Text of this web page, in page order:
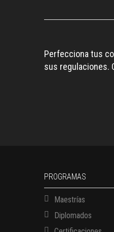
Perfecciona tus
sus regulaciones.
PROGRAMAS
Maestrías
Diplomados